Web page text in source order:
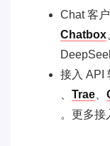
Chat 客
Chatbox
接入 API
Trae
。更多接